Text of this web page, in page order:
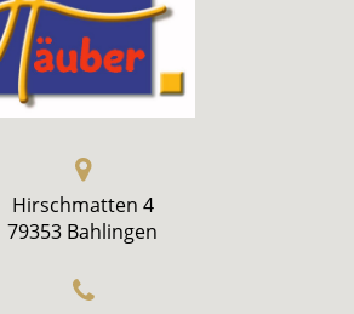
Hirschmatten 4
79353 Bahlingen